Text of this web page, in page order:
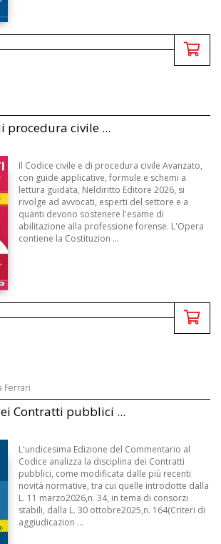
procedura civile ...
Il Codice civile e di procedura civile Avanzato,
con guide applicative, formule e schemi a
lettura guidata, Neldiritto Editore 2026, si
rivolge ad avvocati, esperti del settore e a
quanti devono sostenere l'esame di
abilitazione alla professione forense. L'Opera
contiene la Costituzion ...
Ferrari
Contratti pubblici ...
L'undicesima Edizione del Commentario al
Codice analizza la disciplina dei Contratti
pubblici, come modificata dalle più recenti
novità normative, tra cui quelle introdotte dalla
L. 11 marzo2026,n. 34, in tema di consorzi
stabili, dalla L. 30 ottobre2025,n. 164(Criteri di
aggiudicazion ...